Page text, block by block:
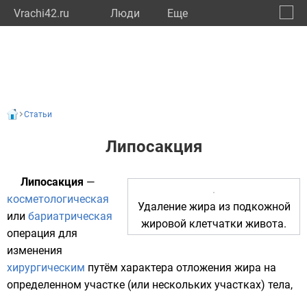
Vrachi42.ru Люди Eще
Статьи
Липосакция
Удаление жира из подкожной
жировой клетчатки живота.
Липосакция —
косметологическая
или бариатрическая
операция для
изменения
хирургическим путём характера отложения жира на
определенном участке (или нескольких участках) тела,